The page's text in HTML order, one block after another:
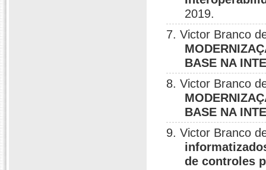
2019.
7. Victor Branco
BASE NA
8. Victor Branco
BASE NA
9. Victor Branco
de controles